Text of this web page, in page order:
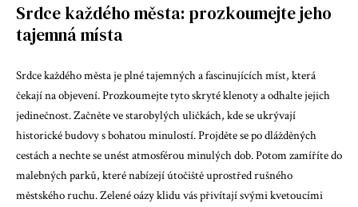
Srdce každého města: prozkoumejte jeho
tajemná místa
Srdce každého města je plné tajemných a fascinujících míst, která
čekají na objevení. Prozkoumejte tyto skryté klenoty a odhalte jejich
jedinečnost. Začněte ve starobylých uličkách, kde se ukrývají
historické budovy s bohatou minulostí. Projděte se po dlážděných
cestách a nechte se unést atmosférou minulých dob. Potom zamíříte do
malebných parků, které nabízejí útočiště uprostřed rušného
městského ruchu. Zelené oázy klidu vás přivítají svými kvetoucími